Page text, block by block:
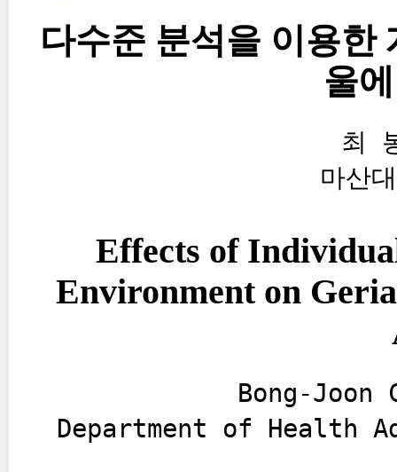
다수준 분석을 이용한
울
최
마산
Effects of
Environment on
Bong-Joon
Department of Health